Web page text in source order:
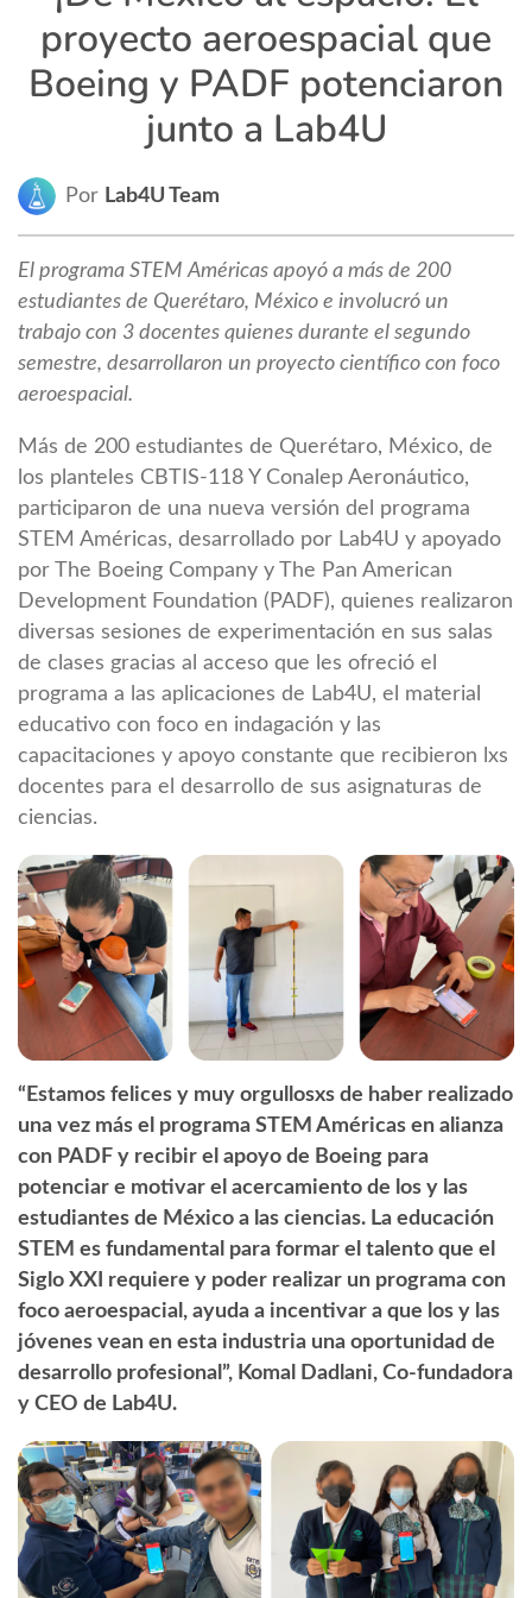
proyecto aeroespacial que
Boeing y PADF potenciaron
junto a Lab4U
Por Lab4U Team
El programa STEM Américas apoyó a más de 200
estudiantes de Querétaro, México e involucró un
trabajo con 3 docentes quienes durante el segundo
semestre, desarrollaron un proyecto científico con foco
aeroespacial.
Más de 200 estudiantes de Querétaro, México, de
los planteles CBTIS-118 Y Conalep Aeronáutico,
participaron de una nueva versión del programa
STEM Américas, desarrollado por Lab4U y apoyado
por The Boeing Company y The Pan American
Development Foundation (PADF), quienes realizaron
diversas sesiones de experimentación en sus salas
de clases gracias al acceso que les ofreció el
programa a las aplicaciones de Lab4U, el material
educativo con foco en indagación y las
capacitaciones y apoyo constante que recibieron lxs
docentes para el desarrollo de sus asignaturas de
ciencias.
“Estamos felices y muy orgullosxs de haber realizado
una vez más el programa STEM Américas en alianza
con PADF y recibir el apoyo de Boeing para
potenciar e motivar el acercamiento de los y las
estudiantes de México a las ciencias. La educación
STEM es fundamental para formar el talento que el
Siglo XXI requiere y poder realizar un programa con
foco aeroespacial, ayuda a incentivar a que los y las
jóvenes vean en esta industria una oportunidad de
desarrollo profesional”, Komal Dadlani, Co-fundadora
y CEO de Lab4U.